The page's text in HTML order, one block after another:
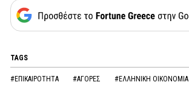
TAGS
#ΕΠΙΚΑΙΡΟΤΗΤΑ #ΑΓΟΡΕΣ #ΕΛΛΗΝΙΚΗ ΟΙΚΟΝΟΜΙΑ